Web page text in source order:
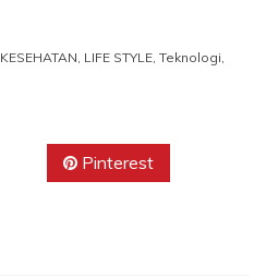
KESEHATAN, LIFE STYLE, Teknologi,
Pinterest